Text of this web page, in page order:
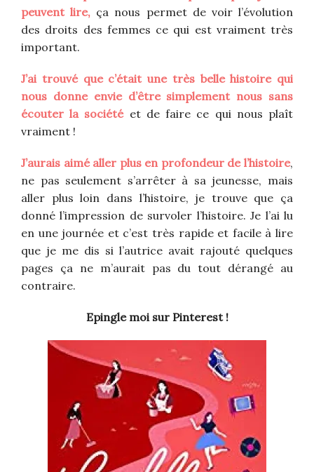
peuvent lire, ça nous permet de voir l’évolution
des droits des femmes ce qui est vraiment très
important.
J’ai trouvé que c’était une très belle histoire qui
nous donne envie d’être simplement nous sans
écouter la société et de faire ce qui nous plaît
vraiment !
J’aurais aimé aller plus en profondeur de l’histoire,
ne pas seulement s’arrêter à sa jeunesse, mais
aller plus loin dans l’histoire, je trouve que ça
donné l’impression de survoler l’histoire. Je l’ai lu
en une journée et c’est très rapide et facile à lire
que je me dis si l’autrice avait rajouté quelques
pages ça ne m’aurait pas du tout dérangé au
contraire.
Epingle moi sur Pinterest !